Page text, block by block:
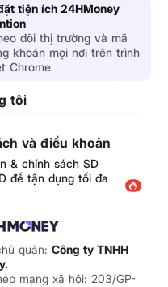
tiện ích 24HMoney
dõi thị trường và mã
khoán mọi nơi trên trình
Chrome
tôi
và điều khoản
& chính sách SD
để tận dụng tối đa
quản:Công ty TNHH
mạng xã hội: 203/GP-